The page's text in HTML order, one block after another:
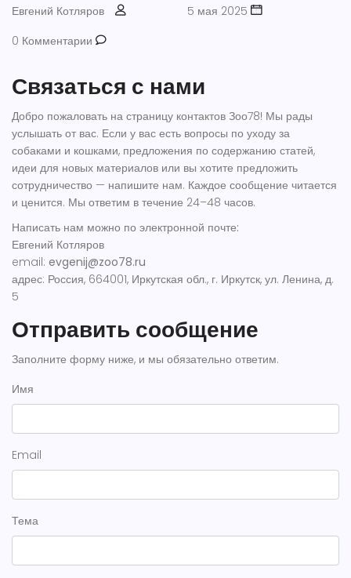
Евгений Котляров
5 мая 2025
0 Комментарии
Связаться с нами
Добро пожаловать на страницу контактов Зоо78! Мы рады
услышать от вас. Если у вас есть вопросы по уходу за
собаками и кошками, предложения по содержанию статей,
идеи для новых материалов или вы хотите предложить
сотрудничество — напишите нам. Каждое сообщение читается
и ценится. Мы ответим в течение 24–48 часов.
Написать нам можно по электронной почте:
Евгений Котляров
email: evgenij@zoo78.ru
адрес: Россия, 664001, Иркутская обл., г. Иркутск, ул. Ленина, д.
5
Отправить сообщение
Заполните форму ниже, и мы обязательно ответим.
Имя
Email
Тема